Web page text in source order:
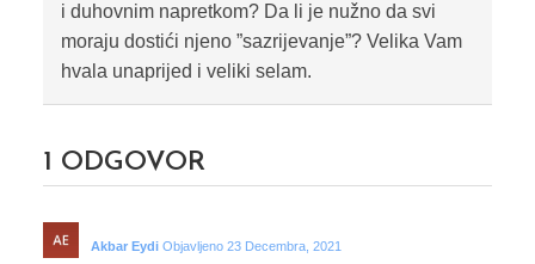
i duhovnim napretkom? Da li je nužno da svi
moraju dostići njeno ”sazrijevanje”? Velika Vam
hvala unaprijed i veliki selam.
1 ODGOVOR
Akbar Eydi Objavljeno 23 Decembra, 2021